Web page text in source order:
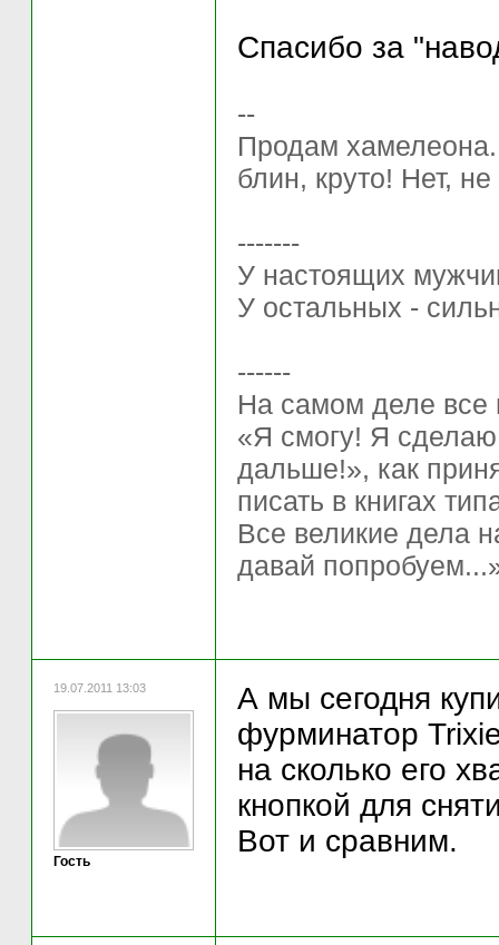
Спасибо за
--
Продам хамелеона..
блин, круто! Нет,
-------
У настоящих
У остальных -
------
На самом деле все
«Я смогу! Я
дaльше!», как
писать в книгах
Все великие дела
давай
19.07.2011 13:03
Гость
А мы сегодня
фурминатор
на сколько его
кнопкой для
Вот и сравним.